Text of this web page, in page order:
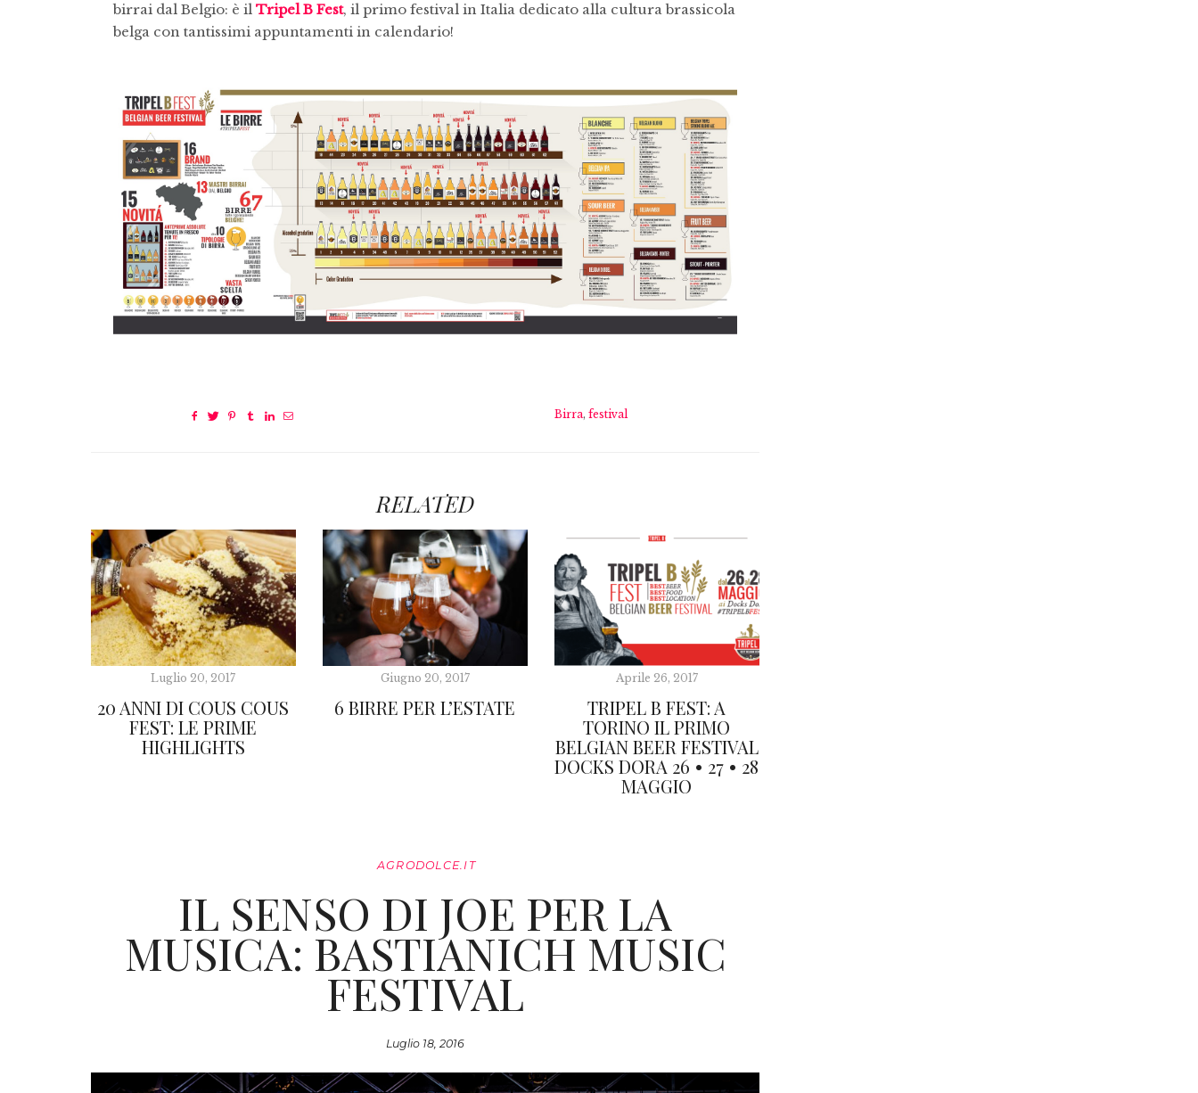
birrai dal Belgio: è il Tripel B Fest, il primo festival in Italia dedicato alla cultura brassicola
belga con tantissimi appuntamenti in calendario!
Birra, festival
RELATED
Luglio 20, 2017
20 ANNI DI COUS COUS
FEST: LE PRIME
HIGHLIGHTS
Giugno 20, 2017
6 BIRRE PER L’ESTATE
Aprile 26, 2017
TRIPEL B FEST: A
TORINO IL PRIMO
BELGIAN BEER FESTIVAL
DOCKS DORA 26 • 27 • 28
MAGGIO
AGRODOLCE.IT
IL SENSO DI JOE PER LA
MUSICA: BASTIANICH MUSIC
FESTIVAL
Luglio 18, 2016